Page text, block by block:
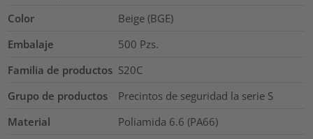
Color
Beige (BGE)
Embalaje
500 Pzs.
Familia de productos S20C
Grupo de productos
Precintos de seguridad la serie S
Material
Poliamida 6.6 (PA66)